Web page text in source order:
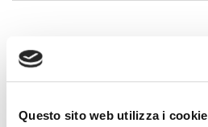
Questo sito web utilizza i cookie